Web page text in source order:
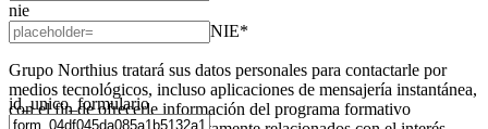
nie
NIE*
Grupo Northius tratará sus datos personales para contactarle por
medios tecnológicos, incluso aplicaciones de mensajería instantánea,
con el fin de ofrecerle información del programa formativo
id_unico_formulario